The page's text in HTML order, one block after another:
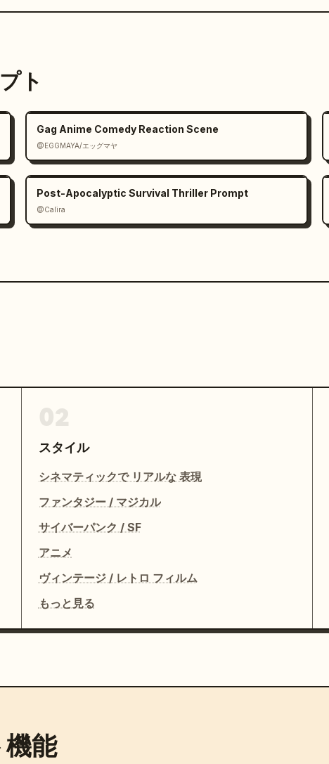
ト
Gag Anime Comedy Reaction Scene
@EGGMAYA/エッグマヤ
Post-Apocalyptic Survival Thriller Prompt
@Calira
スタイル
シネマティックで リアルな 表現
ファンタジー / マジカル
サイバーパンク / SF
アニメ
ヴィンテージ / レトロ フィルム
もっと見る
能